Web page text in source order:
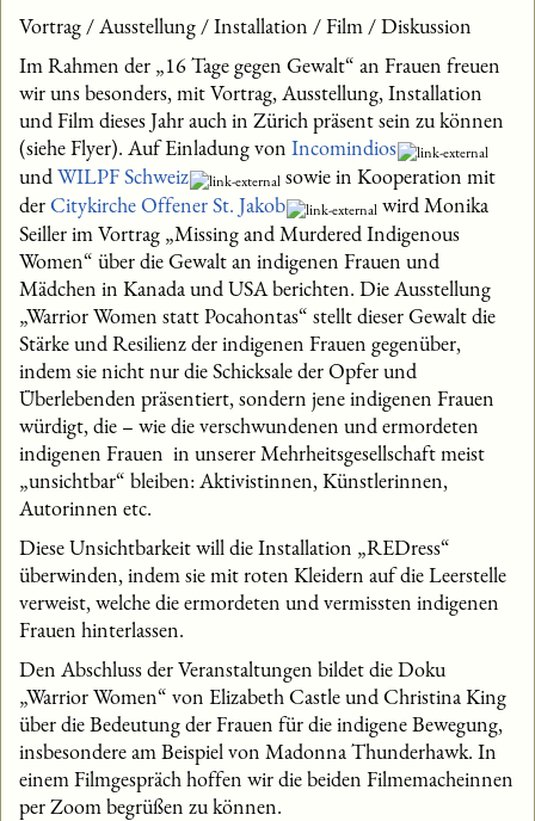
Vortrag / Ausstellung / Installation / Film / Diskussion
Im Rahmen der „16 Tage gegen Gewalt“ an Frauen freuen
wir uns besonders, mit Vortrag, Ausstellung, Installation
und Film dieses Jahr auch in Zürich präsent sein zu können
(siehe Flyer). Auf Einladung von Incomindios
und WILPF Schweiz
sowie in Kooperation mit
derCitykirche Offener St. Jakob
wird Monika
Seiller im Vortrag „Missing and Murdered Indigenous
Women“ über die Gewalt an indigenen Frauen und
Mädchen in Kanada und USA berichten. Die Ausstellung
„Warrior Women statt Pocahontas“ stellt dieser Gewalt die
Stärke und Resilienz der indigenen Frauen gegenüber,
indem sie nicht nur die Schicksale der Opfer und
Überlebenden präsentiert, sondern jene indigenen Frauen
würdigt, die – wie die verschwundenen und ermordeten
indigenen Frauen ­ in unserer Mehrheitsgesellschaft meist
„unsichtbar“ bleiben: Aktivistinnen, Künstlerinnen,
Autorinnen etc.
Diese Unsichtbarkeit will die Installation „REDress“
überwinden, indem sie mit roten Kleidern auf die Leerstelle
verweist, welche die ermordeten und vermissten indigenen
Frauen hinterlassen.
Den Abschluss der Veranstaltungen bildet die Doku
„Warrior Women“ von Elizabeth Castle und Christina King
über die Bedeutung der Frauen für die indigene Bewegung,
insbesondere am Beispiel von Madonna Thunderhawk. In
einem Filmgespräch hoffen wir die beiden Filmemacheinnen
per Zoom begrüßen zu können.